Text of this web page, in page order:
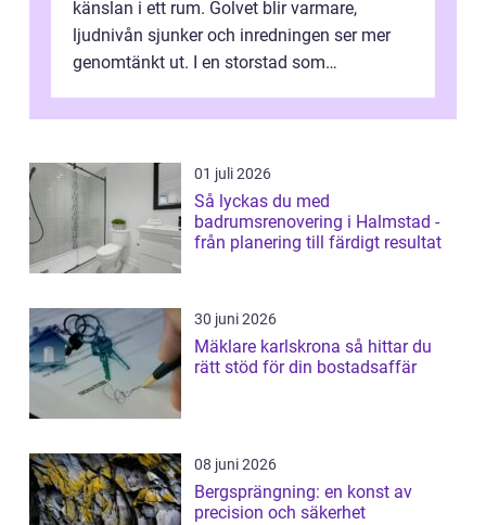
känslan i ett rum. Golvet blir varmare,
ljudnivån sjunker och inredningen ser mer
genomtänkt ut. I en storstad som
granna...
01 juli 2026
Så lyckas du med
badrumsrenovering i Halmstad -
från planering till färdigt resultat
30 juni 2026
Mäklare karlskrona så hittar du
rätt stöd för din bostadsaffär
08 juni 2026
Bergsprängning: en konst av
precision och säkerhet